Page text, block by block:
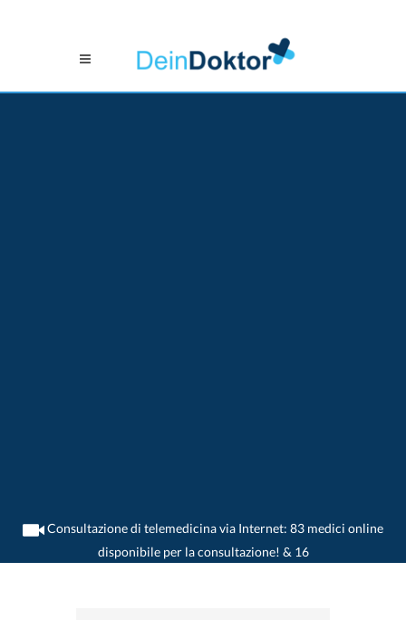
Consultazione di telemedicina via Internet: 83 medici online
disponibile per la consultazione! & 16
>Dentista>Erlenbach ZH>Dr. Roman Schwizer